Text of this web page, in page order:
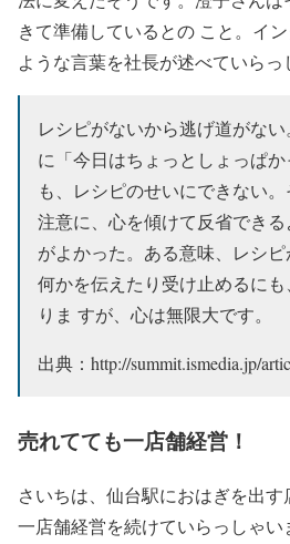
きて準備しているとの こと。イ
ような言葉を社長が述べていらっ
レシピがないから逃げ道がな
に「今日はちょっとしょっぱ
も、レシピのせいにできない
注意に、心を傾けて反省でき
がよかった。ある意味、レシピ
何かを伝えたり受け止めるに
りま すが、心は無限大です。
出典：http://summit.ismedia.jp/
売れてても一店舗経営！
さいちは、仙台駅におはぎを出
一店舗経営を続けていらっしゃ